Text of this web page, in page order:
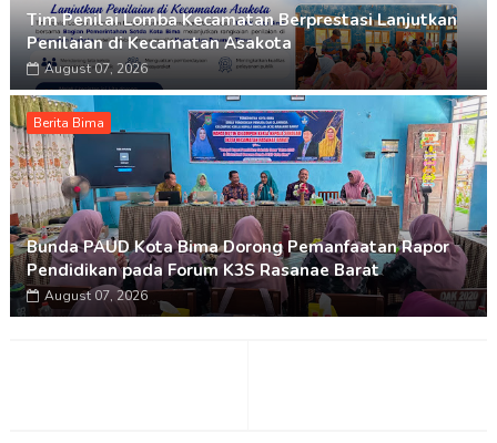
Tim Penilai Lomba Kecamatan Berprestasi Lanjutkan
Penilaian di Kecamatan Asakota
August 07, 2026
Berita Bima
Bunda PAUD Kota Bima Dorong Pemanfaatan Rapor
Pendidikan pada Forum K3S Rasanae Barat
August 07, 2026